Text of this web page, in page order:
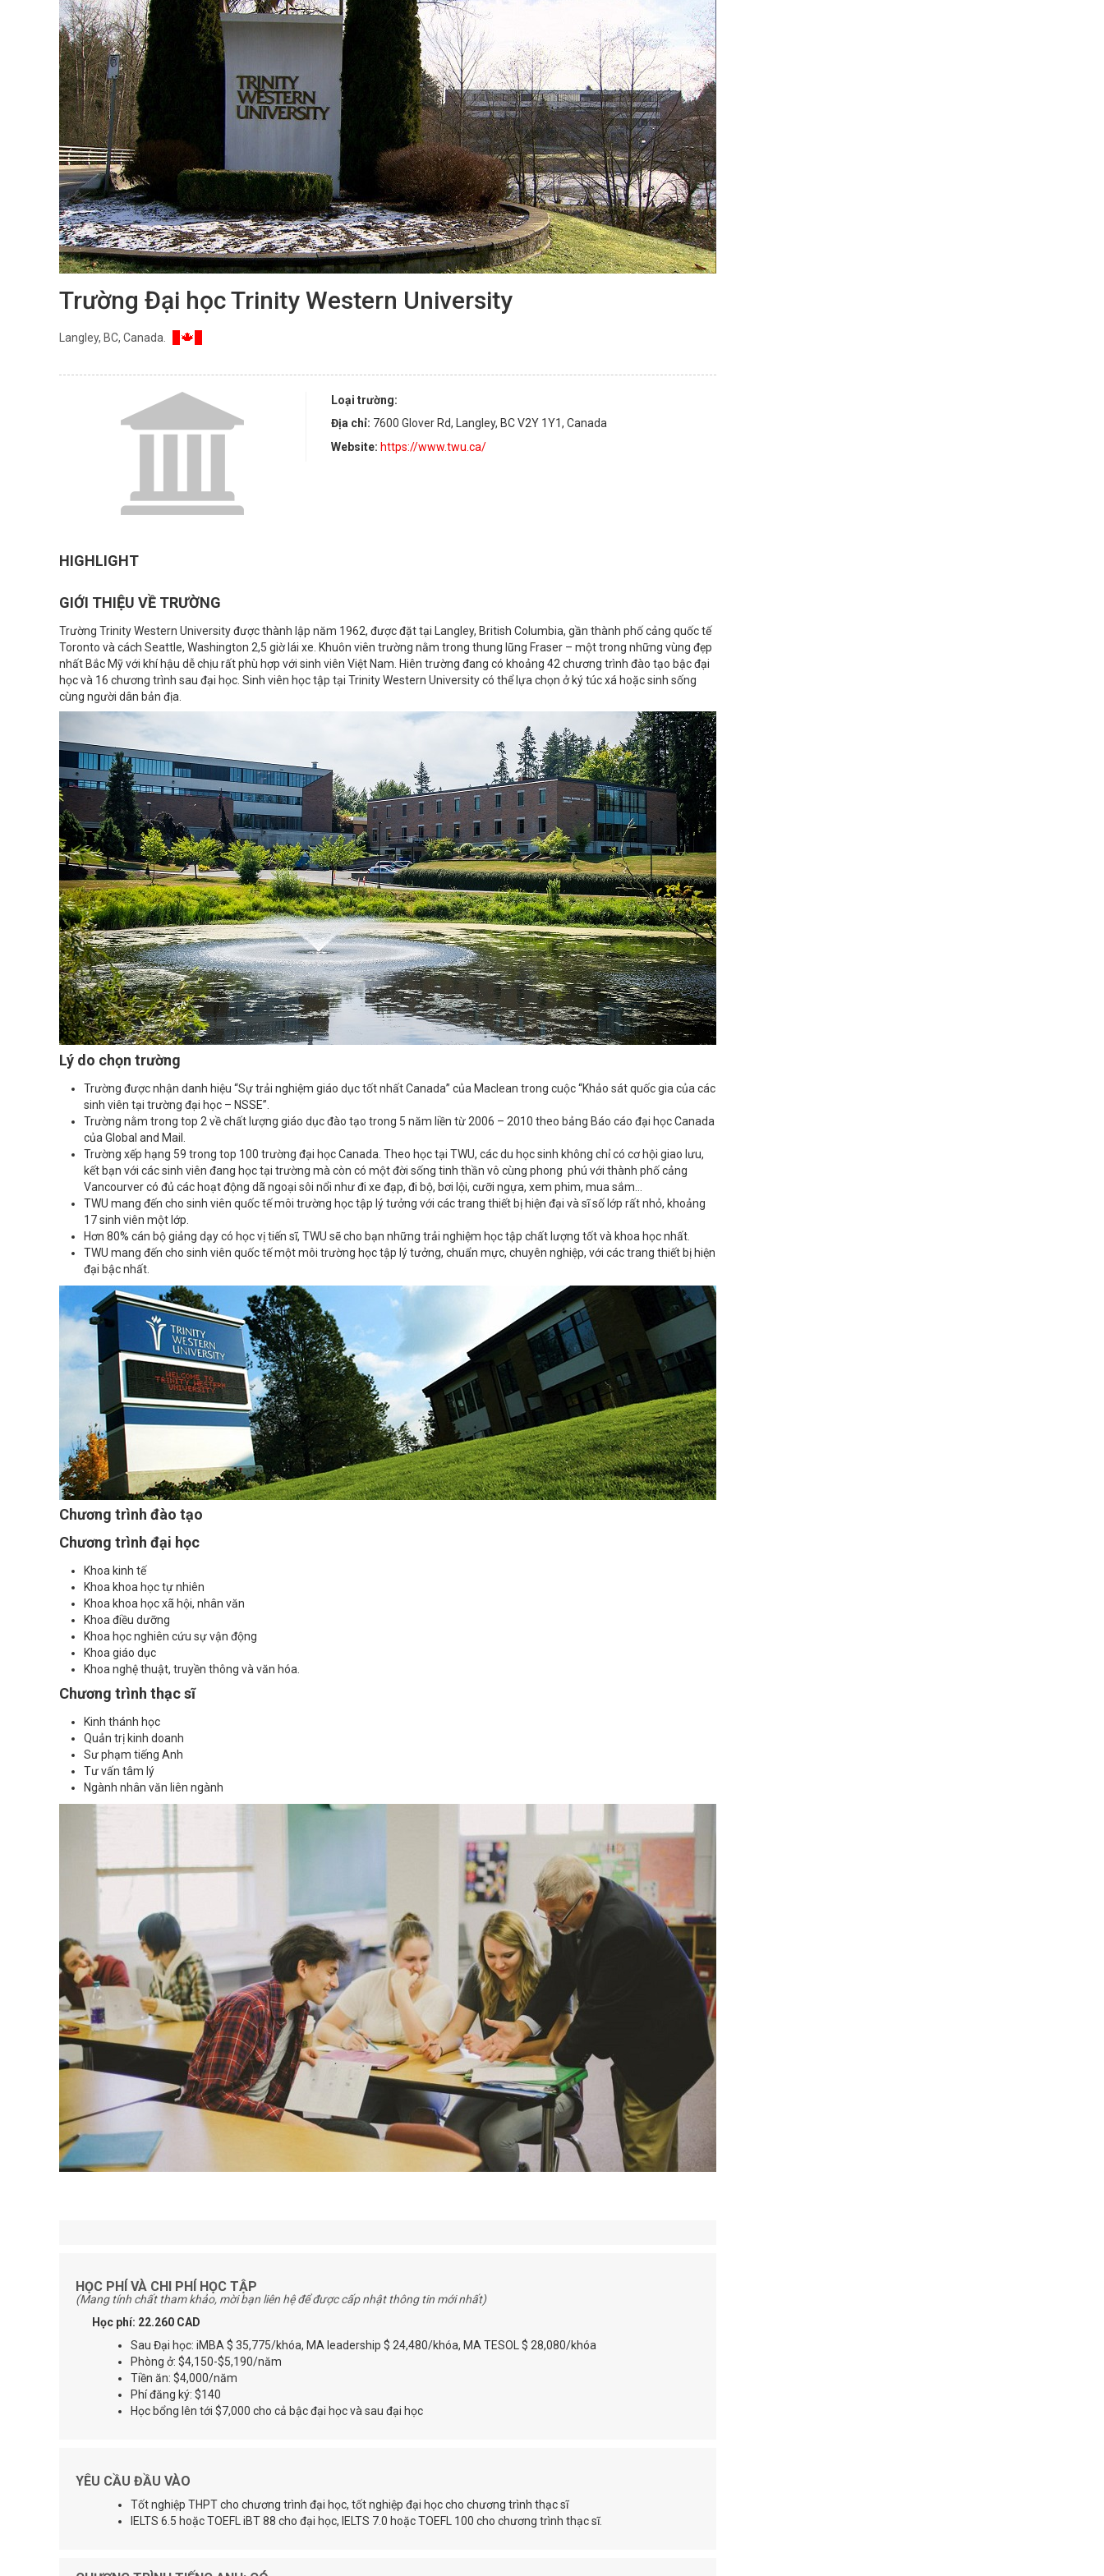
Trường Đại học Trinity Western University
Langley, BC, Canada.
Loại trường:
Địa chỉ: 7600 Glover Rd, Langley, BC V2Y 1Y1, Canada
Website:https://www.twu.ca/
HIGHLIGHT
GIỚI THIỆU VỀ TRƯỜNG
Trường Trinity Western University được thành lập năm 1962, được đặt tại Langley, British Columbia, gần thành phố cảng quốc tế
Toronto và cách Seattle, Washington 2,5 giờ lái xe. Khuôn viên trường nằm trong thung lũng Fraser – một trong những vùng đẹp
nhất Bắc Mỹ với khí hậu dễ chịu rất phù hợp với sinh viên Việt Nam. Hiên trường đang có khoảng 42 chương trình đào tạo bậc đại
học và 16 chương trình sau đại học. Sinh viên học tập tại Trinity Western University có thể lựa chọn ở ký túc xá hoặc sinh sống
cùng người dân bản địa.
Lý do chọn trường
Trường được nhận danh hiệu “Sự trải nghiệm giáo dục tốt nhất Canada” của Maclean trong cuộc “Khảo sát quốc gia của các
sinh viên tại trường đại học – NSSE”.
Trường nằm trong top 2 về chất lượng giáo dục đào tạo trong 5 năm liền từ 2006 – 2010 theo bảng Báo cáo đại học Canada
của Global and Mail.
Trường xếp hạng 59 trong top 100 trường đại học Canada. Theo học tại TWU, các du học sinh không chỉ có cơ hội giao lưu,
kết bạn với các sinh viên đang học tại trường mà còn có một đời sống tinh thần vô cùng phong phú với thành phố cảng
Vancourver có đủ các hoạt động dã ngoại sôi nổi như đi xe đạp, đi bộ, bơi lội, cưỡi ngựa, xem phim, mua sắm…
TWU mang đến cho sinh viên quốc tế môi trường học tập lý tưởng với các trang thiết bị hiện đại và sĩ số lớp rất nhỏ, khoảng
17 sinh viên một lớp.
Hơn 80% cán bộ giảng dạy có học vị tiến sĩ, TWU sẽ cho bạn những trải nghiệm học tập chất lượng tốt và khoa học nhất.
TWU mang đến cho sinh viên quốc tế một môi trường học tập lý tưởng, chuẩn mực, chuyên nghiệp, với các trang thiết bị hiện
đại bậc nhất.
Chương trình đào tạo
Chương trình đại học
Khoa kinh tế
Khoa khoa học tự nhiên
Khoa khoa học xã hội, nhân văn
Khoa điều dưỡng
Khoa học nghiên cứu sự vận động
Khoa giáo dục
Khoa nghệ thuật, truyền thông và văn hóa.
Chương trình thạc sĩ
Kinh thánh học
Quản trị kinh doanh
Sư phạm tiếng Anh
Tư vấn tâm lý
Ngành nhân văn liên ngành
HỌC PHÍ VÀ CHI PHÍ HỌC TẬP
(Mang tính chất tham khảo, mời bạn liên hệ để được cấp nhật thông tin mới nhất)
Học phí: 22.260 CAD
Sau Đại học: iMBA $ 35,775/khóa, MA leadership $ 24,480/khóa, MA TESOL $ 28,080/khóa
Phòng ở: $4,150-$5,190/năm
Tiền ăn: $4,000/năm
Phí đăng ký: $140
Học bổng lên tới $7,000 cho cả bậc đại học và sau đại học
YÊU CẦU ĐẦU VÀO
Tốt nghiệp THPT cho chương trình đại học, tốt nghiệp đại học cho chương trình thạc sĩ
IELTS 6.5 hoặc TOEFL iBT 88 cho đại học, IELTS 7.0 hoặc TOEFL 100 cho chương trình thạc sĩ.